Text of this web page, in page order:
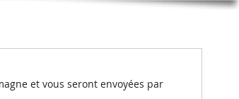
et vous seront envoyées par